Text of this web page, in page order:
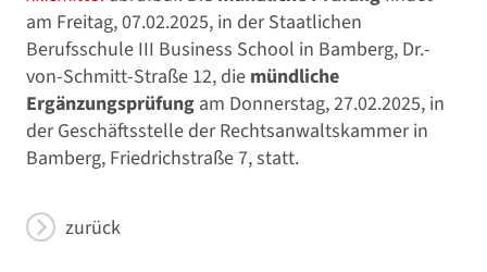
am Freitag, 07.02.2025, in der Staatlichen
Berufsschule III Business School in Bamberg, Dr.-
von-Schmitt-Straße 12, die mündliche
Ergänzungsprüfung am Donnerstag, 27.02.2025, in
der Geschäftsstelle der Rechtsanwaltskammer in
Bamberg, Friedrichstraße 7, statt.
zurück